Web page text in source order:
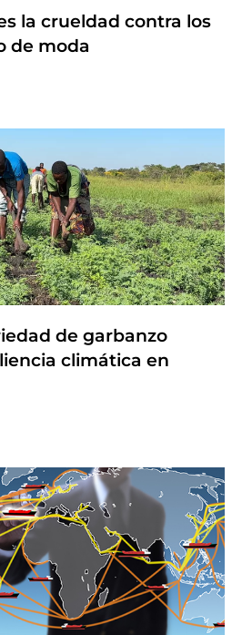
la crueldad contra los
de moda
de garbanzo
climática en